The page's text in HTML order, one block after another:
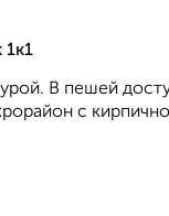
В пешей
с